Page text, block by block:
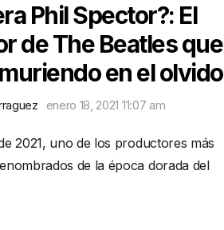
Phil Spector?: El
de The Beatles que
en el olvido
enero 18, 2021 11:07 am
2021, uno de los productores más
de la época dorada del